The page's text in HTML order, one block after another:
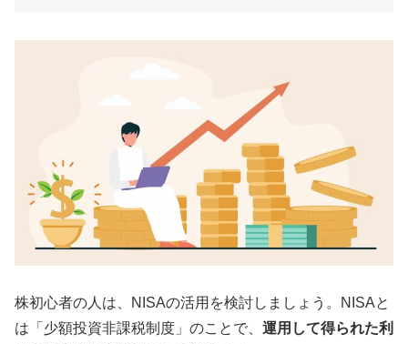
株初心者の人は、NISAの活用を検討しましょう。NISAと
は「少額投資非課税制度」のことで、 運用して得られた利